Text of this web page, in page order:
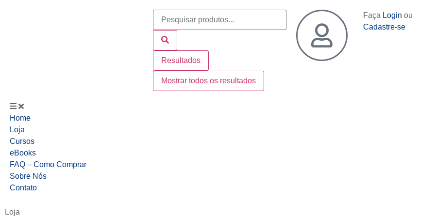
Resultados
Mostrar todos os resultados
Faça Login ou
Cadastre-se
Home
Loja
Cursos
eBooks
FAQ – Como Comprar
Sobre Nós
Contato
Loja